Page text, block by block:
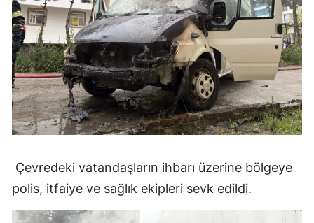
Konya
Kütahya
Malatya
Manisa
Kahramanmaraş
Muş
Çevredeki vatandaşların ihbarı üzerine bölgeye
polis, itfaiye ve sağlık ekipleri sevk edildi.